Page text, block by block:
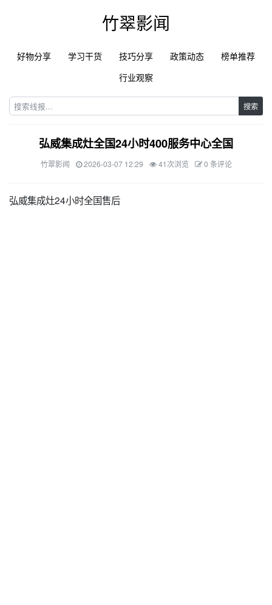
竹翠影闻
好物分享 学习干货 技巧分享 政策动态
榜单推荐
行业观察
搜索
弘威集成灶全国24小时400服务中心全国
竹翠影闻 2026-03-07 12:29 41次浏览 0 条评论
弘威集成灶24小时全国售后